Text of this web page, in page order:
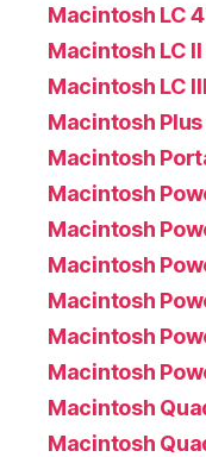
Macintosh LC
Macintosh LC II
Macintosh LC III
Macintosh Plus
Macintosh
Macintosh
Macintosh
Macintosh
Macintosh
Macintosh
Macintosh
Macintosh
Macintosh